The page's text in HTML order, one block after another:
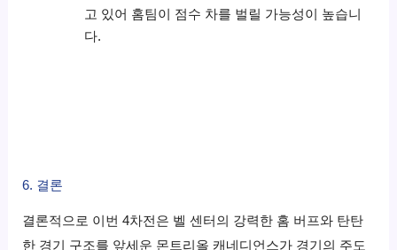
고 있어 홈팀이 점수 차를 벌릴 가능성이 높습니
다.
6. 결론
결론적으로 이번 4차전은 벨 센터의 강력한 홈 버프와 탄탄
한 경기 구조를 앞세운 몬트리올 캐네디언스가 경기의 주도